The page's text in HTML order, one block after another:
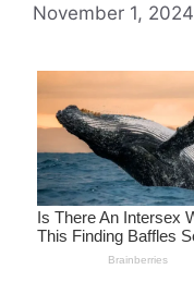
November 1, 2024